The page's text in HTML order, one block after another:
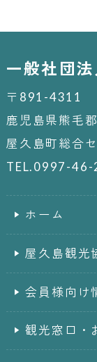
一般社団
〒891-4311
鹿児島県熊毛
屋久島町総合
TEL.0997-
ホーム
屋久島観光
会員様向け
観光窓口・